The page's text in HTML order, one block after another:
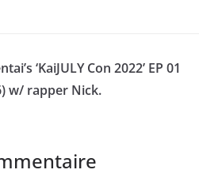
‘KaiJULY Con 2022’ EP 01
w/ rapper Nick.